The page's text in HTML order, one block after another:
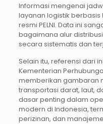
Informasi mengenai
layanan logistik
resmi PELNI. Data ini
bagaimana alur
secara sistematis dan
Selain itu, referensi dari
Kementerian
memberikan gambaran
transportasi darat, laut,
dasar penting dalam
modern di Indonesia,
perizinan, dan